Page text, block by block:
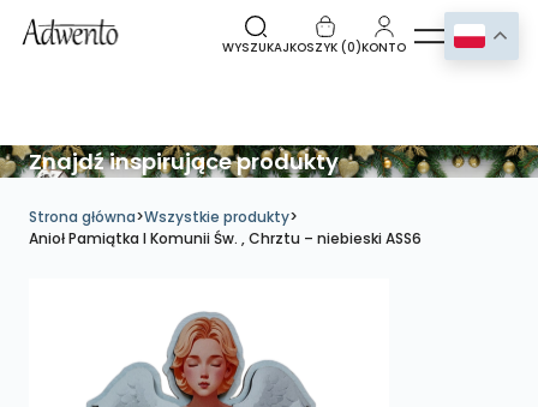
WYSZUKAJKOSZYK (0)KONTO
Znajdź inspirujące produkty
Strona główna>Wszystkie produkty>
Anioł Pamiątka I Komunii Św. , Chrztu – niebieski ASS6